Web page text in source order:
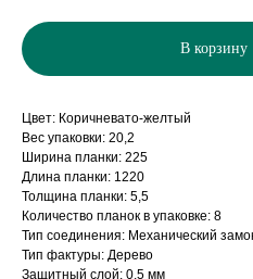
В корзину
Цвет: Коричневато-желтый
Вес упаковки: 20,2
Ширина планки: 225
Длина планки: 1220
Толщина планки: 5,5
Количество планок в упаковке: 8
Тип соединения: Механический
Тип фактуры: Дерево
Защитный слой: 0,5 мм